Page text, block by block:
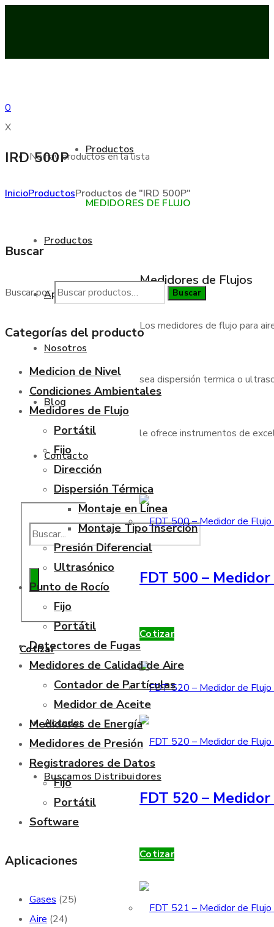
0
X
No hay productos en la lista
Productos
Aplicaciones
Nosotros
Blog
Contacto
Cotizar
Acceder
Buscamos Distribuidores
Productos
MEDIDORES DE FLUJO
Medidores de Flujos
Los medidores de flujo para
sea dispersión termica o
le ofrece instrumentos de
FDT 500 –
Cotizar
FDT 520 –
Cotizar
IRD 500P
InicioProductosProductos de "IRD 500P"
Buscar
Buscar por: Buscar
Categorías del producto
Medicion de Nivel
Condiciones Ambientales
Medidores de Flujo
Portátil
Fijo
Dirección
Dispersión Térmica
Montaje en Línea
Montaje Tipo Inserción
Presión Diferencial
Ultrasónico
Punto de Rocío
Fijo
Portátil
Detectores de Fugas
Medidores de Calidad de Aire
Contador de Partículas
Medidor de Aceite
Medidores de Energía
Medidores de Presión
Registradores de Datos
Fijo
Portátil
Software
Aplicaciones
Gases (25)
Aire (24)